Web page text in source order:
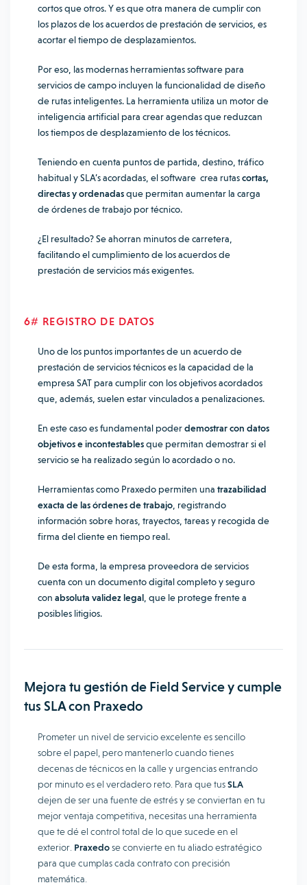
cortos que otros. Y es que otra manera de cumplir con
los plazos de los acuerdos de prestación de servicios, es
acortar el tiempo de desplazamientos.
Por eso, las modernas herramientas software para
servicios de campo incluyen la funcionalidad dediseño
de rutas inteligentes. La herramienta utiliza un motor de
inteligencia artificial para crear agendas que reduzcan
los tiempos de desplazamiento de los técnicos.
Teniendo en cuenta puntos de partida, destino, tráfico
habitual y SLA’s acordadas, el software crea rutascortas,
directas y ordenadasque permitan aumentar la carga
de órdenes de trabajo por técnico.
¿El resultado? Se ahorran minutos de carretera,
facilitando el cumplimiento de los acuerdos de
prestación de servicios más exigentes.
6# REGISTRO DE DATOS
Uno de los puntos importantes de un acuerdo de
prestación de servicios técnicos es la capacidad de la
empresa SAT para cumplir con los objetivos acordados
que, además, suelen estar vinculados a penalizaciones.
En este caso es fundamental poderdemostrar con datos
objetivos e incontestablesque permitan demostrar si el
servicio se ha realizado según lo acordado o no.
Herramientas como Praxedo permiten una trazabilidad
exacta de las órdenes de trabajo , registrando
información sobre horas, trayectos, tareas y recogida de
firma del cliente en tiempo real.
De esta forma, la empresa proveedora de servicios
cuenta con un documento digital completo y seguro
con absoluta validez legal , que le protege frente a
posibles litigios.
Mejora tu gestión de Field Service y cumple
tus SLA con Praxedo
Prometer un nivel de servicio excelente es sencillo
sobre el papel, pero mantenerlo cuando tienes
decenas de técnicos en la calle y urgencias entrando
por minuto es el verdadero reto. Para que tusSLA
dejen de ser una fuente de estrés y se conviertan en tu
mejor ventaja competitiva, necesitas una herramienta
que te dé el control total de lo que sucede en el
exterior. Praxedose convierte en tu aliado estratégico
para que cumplas cada contrato con precisión
matemática.